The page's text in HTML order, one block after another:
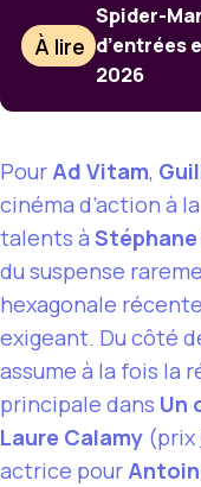
À lire
Spider-
d’entrées
2026
Pour Ad Vitam,
cinéma d’action à
talents à
du suspense
hexagonale
exigeant. Du côté
assume à la fois la
principale dans Un
Laure Calamy (prix
actrice pour